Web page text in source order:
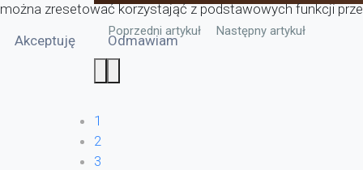
Poprzedni artykuł: Zmiana rozkładu godzin
Poprzedni artykuł Następny artykuł: Zebrania
Następny artykuł
1
2
3
można zresetować korzystająć z podstawowych funkcji
Akceptuję
Odmawiam